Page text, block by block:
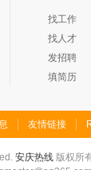
找工作
找人才
发招聘
填简历
友情链接
安庆热线 版权所